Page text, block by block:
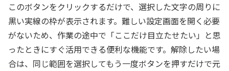
このボタンをクリックするだけで、選択した文字の周りに
黒い実線の枠が表示されます。難しい設定画面を開く必要
がないため、作業の途中で「ここだけ目立たせたい」と思
ったときにすぐ活用できる便利な機能です。解除したい場
合は、同じ範囲を選択してもう一度ボタンを押すだけで元